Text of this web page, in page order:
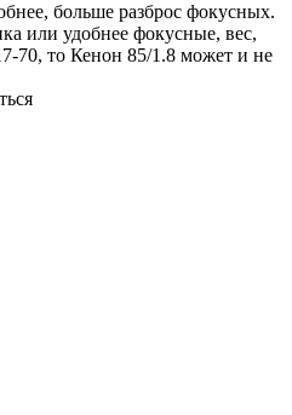
больше разброс фокусных.
или удобнее фокусные, вес,
70, то Кенон 85/1.8 может и не